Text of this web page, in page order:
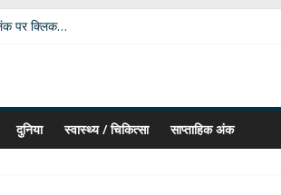
पर क्लिक…
सेवी सम्मान–2026’ से विभूषित
दुनिया स्वास्थ्य / चिकित्सा साप्ताहिक अंक